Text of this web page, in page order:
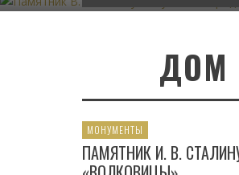
ДОМ
МОНУМЕНТЫ
ПАМЯТНИК И. В.